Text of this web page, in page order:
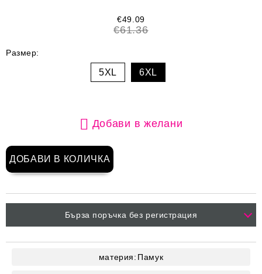
€49.09
€61.36
Размер:
5XL 6XL
Добави в желани
Бърза поръчка без регистрация
материя: Памук